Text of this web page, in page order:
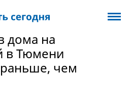
дома на
в Тюмени
чем